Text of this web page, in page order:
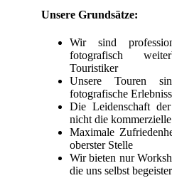
Unsere Grundsätze:
Wir sind
fotografisch
Touristiker
Unsere Touren
fotografische
Die Leidenschaft
nicht die
Maximale
oberster Stelle
Wir bieten nur
die uns selbst